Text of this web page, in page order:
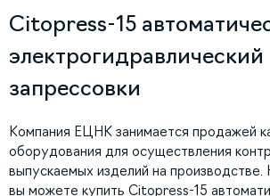
Citopress-15
электрогидравлический
запрессовки
Компания ЕЦНК занимается продажей
оборудования для осуществления
выпускаемых изделий на производстве.
вы можете купить Citopress-15